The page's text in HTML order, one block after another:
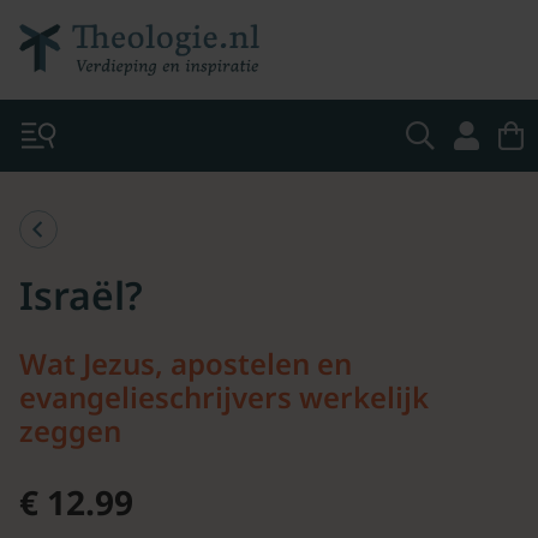
Israël?
Wat Jezus, apostelen en
evangelieschrijvers werkelijk
zeggen
€ 12.99